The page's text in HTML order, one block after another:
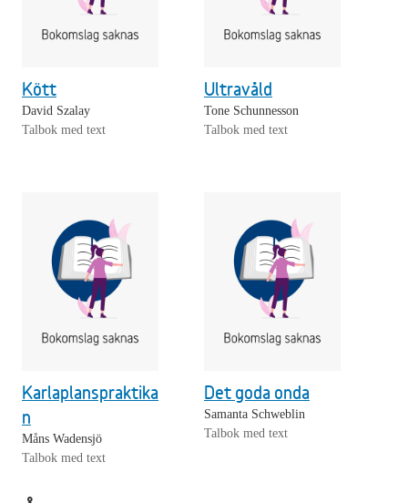
Kött
David Szalay
Talbok med text
Ultravåld
Tone Schunnesson
Talbok med text
Karlaplanspraktika
n
Måns Wadensjö
Talbok med text
Det goda onda
Samanta Schweblin
Talbok med text